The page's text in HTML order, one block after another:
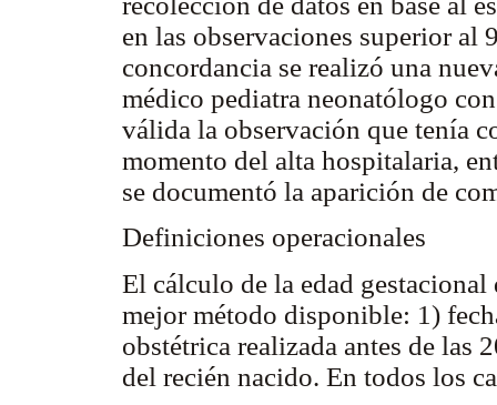
en las observaciones superior al
concordancia se realizó una
médico pediatra neonatólogo
válida la observación que tenía
momento del alta hospitalaria,
se documentó la aparición de
Definiciones operacionales
El cálculo de la edad
mejor método disponible: 1)
obstétrica realizada antes de las
del recién nacido. En todos los